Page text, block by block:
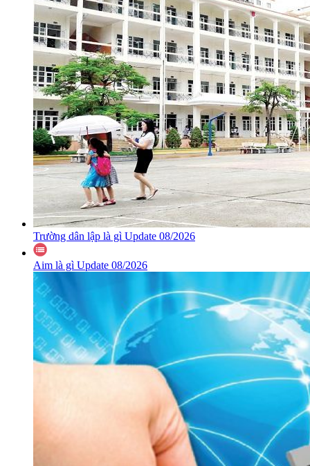
Trường dân lập là gì Update 08/2026
Aim là gì Update 08/2026